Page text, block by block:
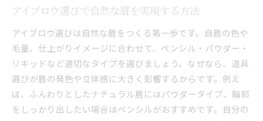
自然な濃淡を出すアイブロウの使い分け
失敗しないアイブロウの輪郭調整テクニック
美眉メイクを仕上げるアイブロウのコツ
初心者におすすめのアイブロウ実践方法
アイブロウで印象アップの秘訣を解説
アイブロウが与える第一印象の変化とは
柔らかい印象に導くアイブロウの描き方
アイブロウ選びで自然な眉を実現する方法
アイブロウ選びは自然な眉をつくる第一歩です。自眉の色や
毛量、仕上がりイメージに合わせて、ペンシル・パウダー・
リキッドなど適切なタイプを選びましょう。なぜなら、道具
選びが眉の発色や立体感に大きく影響するからです。例え
ば、ふんわりとしたナチュラル眉にはパウダータイプ、輪郭
をしっかり出したい場合はペンシルがおすすめです。自分の